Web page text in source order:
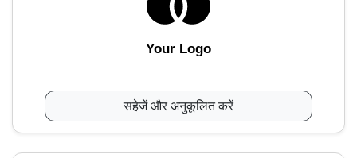
Your Logo
सहेजें और अनुकूलित करें